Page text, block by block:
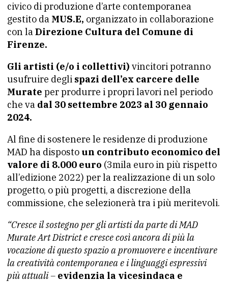
civico di produzione d’arte contemporanea
gestito da MUS.E, organizzato in collaborazione
con laDirezione Cultura del Comune di
Firenze.
Gli artisti (e/o i collettivi) vincitori potranno
usufruire degli spazi dell’ex carcere delle
Murate per produrre i propri lavori nel periodo
che va dal 30 settembre 2023 al 30 gennaio
2024.
Al fine di sostenere le residenze di produzione
MAD ha disposto un contributo economico del
valore di 8.000 euro (3mila euro in più rispetto
all’edizione 2022) per la realizzazione di un solo
progetto, o più progetti, a discrezione della
commissione, che selezionerà tra i più meritevoli.
“Cresce il sostegno per gli artisti da parte di MAD
Murate Art District e cresce così ancora di più la
vocazione di questo spazio a promuovere e incentivare
la creatività contemporanea e i linguaggi espressivi
più attuali – evidenzia la vicesindaca e